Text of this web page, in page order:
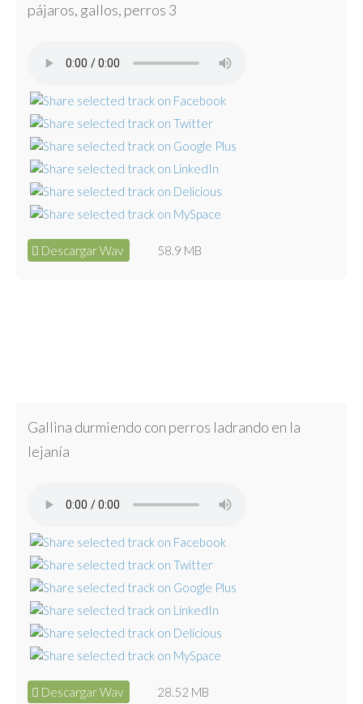
pájaros, gallos, perros 3
Descargar Wav 58.9 MB
Gallina durmiendo con perros ladrando en la
lejanía
Descargar Wav 28.52 MB